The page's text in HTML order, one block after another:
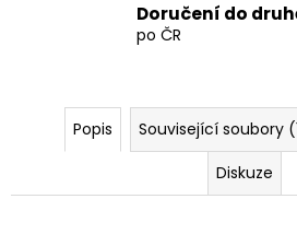
Doručení do
po ČR
Popis Související soubory
Diskuze